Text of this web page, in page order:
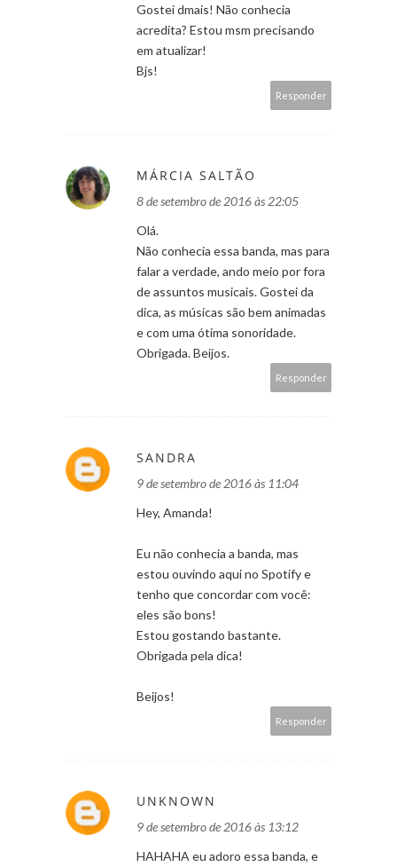
Gostei dmais! Não conhecia
acredita? Estou msm precisando
em atualizar!
Bjs!
Responder
MÁRCIA SALTÃO
8 de setembro de 2016 às 22:05
Olá.
Não conhecia essa banda, mas para
falar a verdade, ando meio por fora
de assuntos musicais. Gostei da
dica, as músicas são bem animadas
e com uma ótima sonoridade.
Obrigada. Beijos.
Responder
SANDRA
9 de setembro de 2016 às 11:04
Hey, Amanda!
Eu não conhecia a banda, mas
estou ouvindo aqui no Spotify e
tenho que concordar com você:
eles são bons!
Estou gostando bastante.
Obrigada pela dica!
Beijos!
Responder
UNKNOWN
9 de setembro de 2016 às 13:12
HAHAHA eu adoro essa banda, e